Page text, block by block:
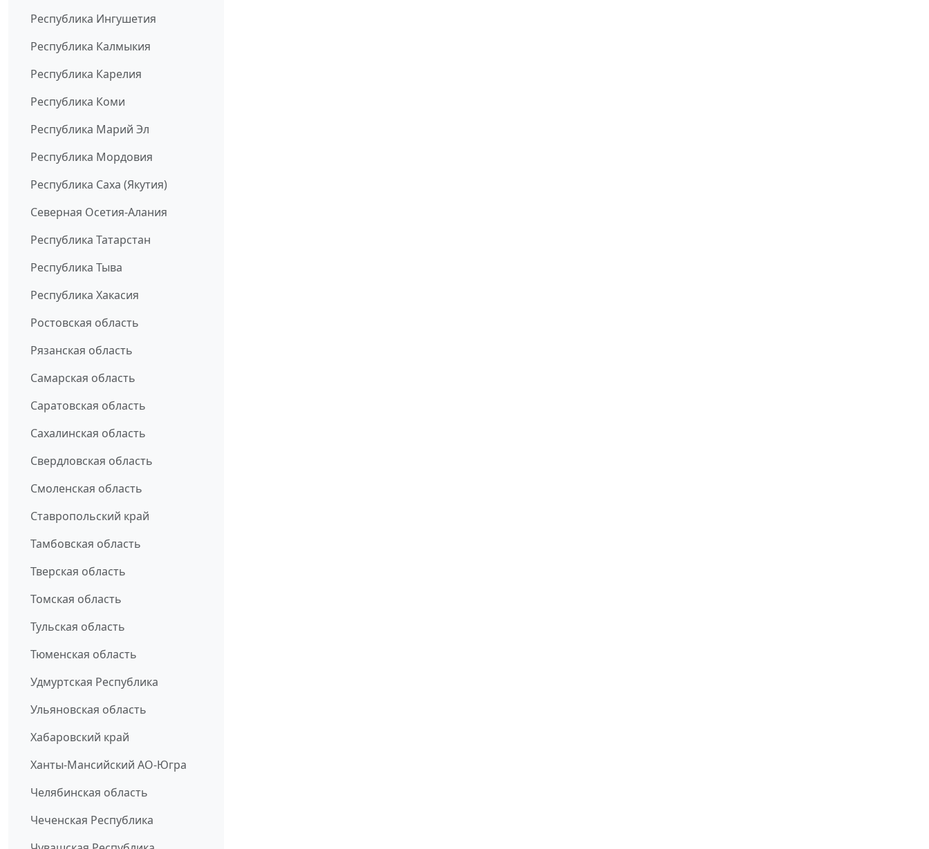
Республика Ингушетия
Республика Калмыкия
Республика Карелия
Республика Коми
Республика Марий Эл
Республика Мордовия
Республика Саха (Якутия)
Северная Осетия-Алания
Республика Татарстан
Республика Тыва
Республика Хакасия
Ростовская область
Рязанская область
Самарская область
Саратовская область
Сахалинская область
Свердловская область
Смоленская область
Ставропольский край
Тамбовская область
Тверская область
Томская область
Тульская область
Тюменская область
Удмуртская Республика
Ульяновская область
Хабаровский край
Ханты-Мансийский АО-Югра
Челябинская область
Чеченская Республика